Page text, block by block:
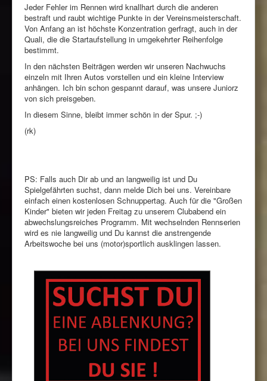
Jeder Fehler im Rennen wird knallhart durch die anderen
bestraft und raubt wichtige Punkte in der Vereinsmeisterschaft.
Von Anfang an ist höchste Konzentration gerfragt, auch in der
Quali, die die Startaufstellung in umgekehrter Reihenfolge
bestimmt.
In den nächsten Beiträgen werden wir unseren Nachwuchs
einzeln mit Ihren Autos vorstellen und ein kleine Interview
anhängen. Ich bin schon gespannt darauf, was unsere Juniorz
von sich preisgeben.
In diesem Sinne, bleibt immer schön in der Spur. ;-)
(rk)
PS: Falls auch Dir ab und an langweilig ist und Du
Spielgefährten suchst, dann melde Dich bei uns. Vereinbare
einfach einen kostenlosen Schnuppertag. Auch für die "Großen
Kinder" bieten wir jeden Freitag zu unserem Clubabend ein
abwechslungsreiches Programm. Mit wechselnden Rennserien
wird es nie langweilig und Du kannst die anstrengende
Arbeitswoche bei uns (motor)sportlich ausklingen lassen.